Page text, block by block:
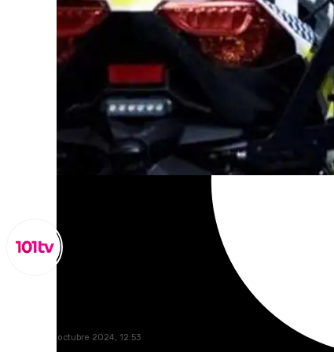
domingo, 6 octubre 2024, 12:53